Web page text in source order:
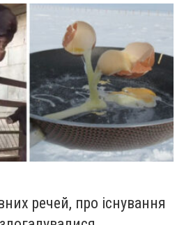
речей, про існування